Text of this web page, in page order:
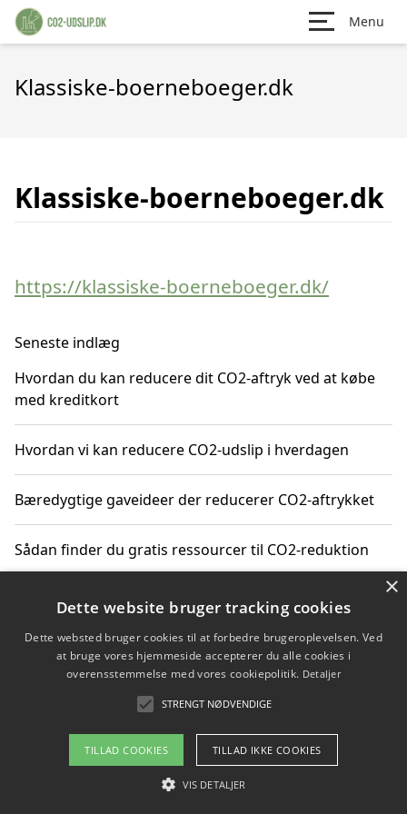
Menu
Klassiske-boerneboeger.dk
Klassiske-boerneboeger.dk
https://klassiske-boerneboeger.dk/
Seneste indlæg
Hvordan du kan reducere dit CO2-aftryk ved at købe
med kreditkort
Hvordan vi kan reducere CO2-udslip i hverdagen
Bæredygtige gaveideer der reducerer CO2-aftrykket
Sådan finder du gratis ressourcer til CO2-reduktion
Hvordan gadgets til hjemmet kan reducere CO2-udslip
Copyright 2026 - Pilanto Aps
Om / kontakt
Blog Betingelser
×
Dette website bruger tracking cookies
Dette websted bruger cookies til at forbedre brugeroplevelsen. Ved
at bruge vores hjemmeside accepterer du alle cookies i
overensstemmelse med vores cookiepolitik. Detaljer
STRENGT NØDVENDIGE
TILLAD COOKIES TILLAD IKKE COOKIES
VIS DETALJER